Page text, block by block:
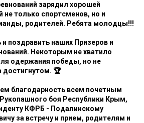
зарядил хорошей
не только спортсменов, но и
родителей. Ребята молодцы!!!
поздравить наших Призеров и
Некоторым не хватило
одержания победы, но не
достигнутом. 🏆
благодарность всем почетным
боя Республики Крым,
КФРБ - Подалинскому
за встречу и прием, родителям и